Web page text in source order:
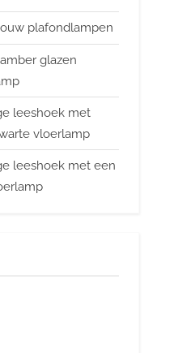
plafondlampen
glazen
leeshoek met
vloerlamp
leeshoek met een